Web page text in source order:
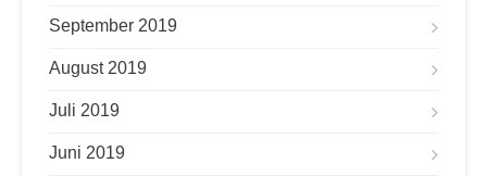
September 2019
August 2019
Juli 2019
Juni 2019